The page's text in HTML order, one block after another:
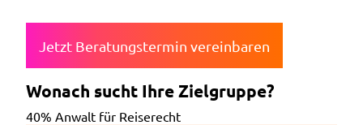
Jetzt Beratungstermin vereinbaren
Wonach sucht Ihre Zielgruppe?
40% Anwalt für Reiserecht